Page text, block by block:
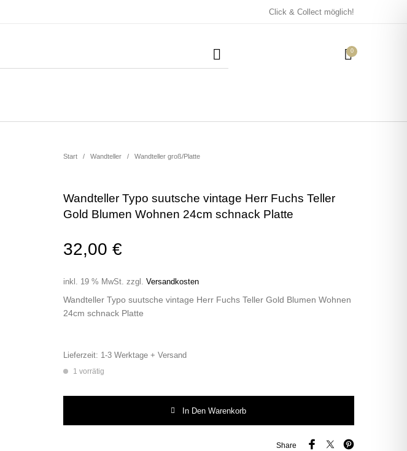
Click & Collect möglich!
0
Taschen/Turnbeutel Tassen
Start / Wandteller / Wandteller groß/Platte
Wandteller Typo suutsche vintage Herr Fuchs Teller
Gold Blumen Wohnen 24cm schnack Platte
32,00 €
inkl. 19 % MwSt. zzgl. Versandkosten
Wandteller Typo suutsche vintage Herr Fuchs Teller Gold Blumen Wohnen
24cm schnack Platte
Lieferzeit: 1-3 Werktage + Versand
1 vorrätig
In Den Warenkorb
Share